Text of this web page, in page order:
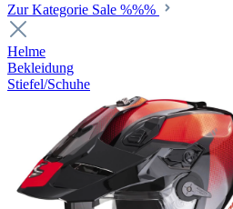
Zur Kategorie Sale %%%
Helme
Bekleidung
Stiefel/Schuhe